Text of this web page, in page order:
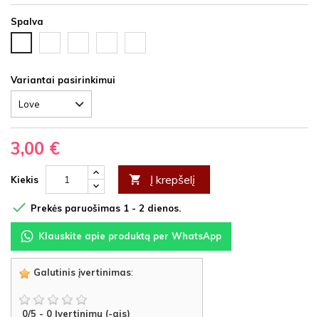
Spalva
HDF
HDF
latte
HDF
fanera
Variantai pasirinkimui
3,00 €
Kiekis  Į krepšelį
 Prekės paruošimas 1 - 2 dienos.
Klauskite apie produktą per WhatsApp
Galutinis įvertinimas:
0/5 - 0 Įvertinimu (-ais)